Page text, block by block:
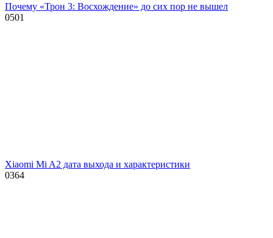
Почему «Трон 3: Восхождение» до сих пор не вышел
0501
Xiaomi Mi A2 дата выхода и характеристики
0364